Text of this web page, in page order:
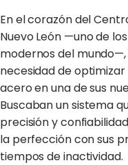
En el corazón del
Nuevo León —uno de
modernos del
necesidad de
acero en una de sus
Buscaban un sistema
precisión y
la perfección con sus
tiempos de inactividad.